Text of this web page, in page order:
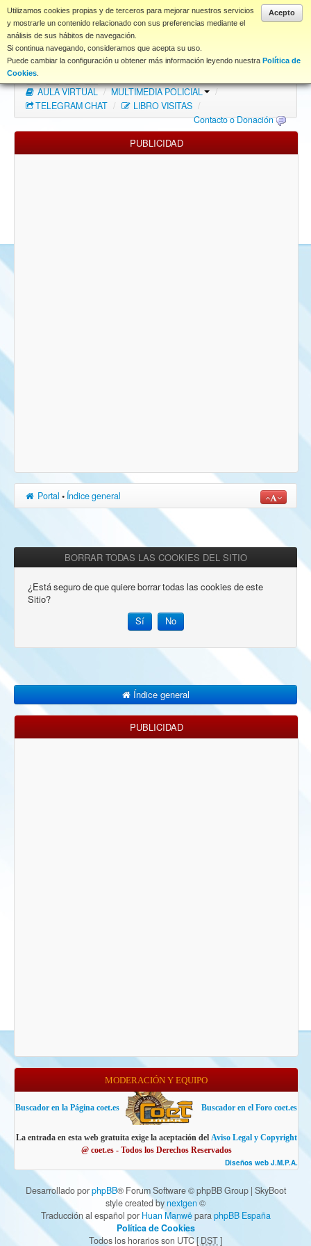
Acepto
Utilizamos cookies propias y de terceros para mejorar nuestros servicios
y mostrarle un contenido relacionado con sus preferencias mediante el
análisis de sus hábitos de navegación.
Si continua navegando, consideramos que acepta su uso.
Puede cambiar la configuración u obtener más información leyendo nuestra Política de
Cookies
www.coet.es
Portal
Índice Foros
FAQ
NORMAS FORO
Descargas
AULA VIRTUAL / MULTIMEDIA POLICIAL
/
TELEGRAM CHAT / LIBRO VISITAS /
Contacto o Donación
PUBLICIDAD
Portal • Índice general
BORRAR TODAS LAS COOKIES DEL SITIO
¿Está seguro de que quiere borrar todas las cookies de este
Sitio?
Índice general
PUBLICIDAD
MODERACIÓN Y EQUIPO
Buscador en la Página coet.es Buscador en el Foro coet.es
La entrada en esta web gratuita exige la aceptación del Aviso Legal y Copyright
@ coet.es - Todos los Derechos Reservados
Diseños web J.M.P.A.
Desarrollado porphpBB® Forum Software © phpBB Group | SkyBoot
style created bynextgen ©
Traducción al español por Huan ManwëparaphpBB España
Política de Cookies
Todos los horarios son UTC [ DST]